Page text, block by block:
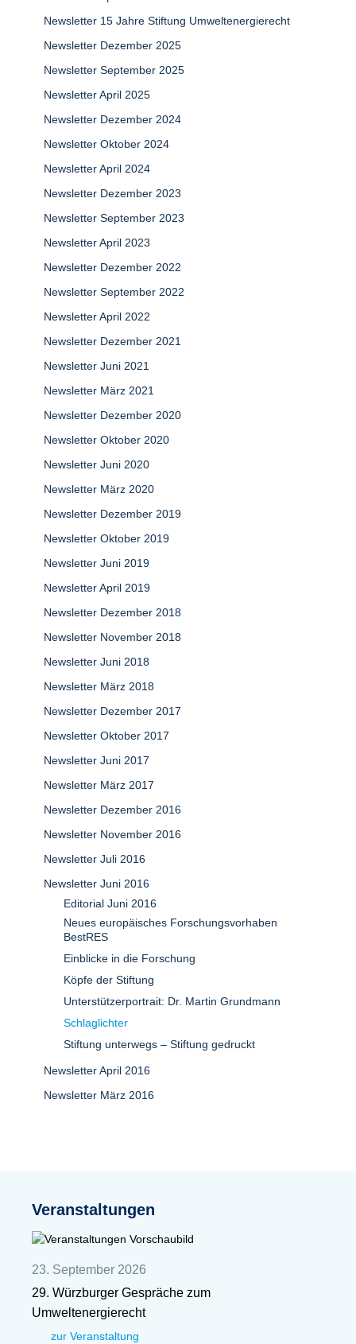
Newsletter 15 Jahre Stiftung Umweltenergierecht
Newsletter Dezember 2025
Newsletter September 2025
Newsletter April 2025
Newsletter Dezember 2024
Newsletter Oktober 2024
Newsletter April 2024
Newsletter Dezember 2023
Newsletter September 2023
Newsletter April 2023
Newsletter Dezember 2022
Newsletter September 2022
Newsletter April 2022
Newsletter Dezember 2021
Newsletter Juni 2021
Newsletter März 2021
Newsletter Dezember 2020
Newsletter Oktober 2020
Newsletter Juni 2020
Newsletter März 2020
Newsletter Dezember 2019
Newsletter Oktober 2019
Newsletter Juni 2019
Newsletter April 2019
Newsletter Dezember 2018
Newsletter November 2018
Newsletter Juni 2018
Newsletter März 2018
Newsletter Dezember 2017
Newsletter Oktober 2017
Newsletter Juni 2017
Newsletter März 2017
Newsletter Dezember 2016
Newsletter November 2016
Newsletter Juli 2016
Newsletter Juni 2016
Editorial Juni 2016
Neues europäisches Forschungsvorhaben
BestRES
Einblicke in die Forschung
Köpfe der Stiftung
Unterstützerportrait: Dr. Martin Grundmann
Schlaglichter
Stiftung unterwegs – Stiftung gedruckt
Newsletter April 2016
Newsletter März 2016
Veranstaltungen
23. September 2026
29. Würzburger Gespräche zum
Umweltenergierecht
zur Veranstaltung